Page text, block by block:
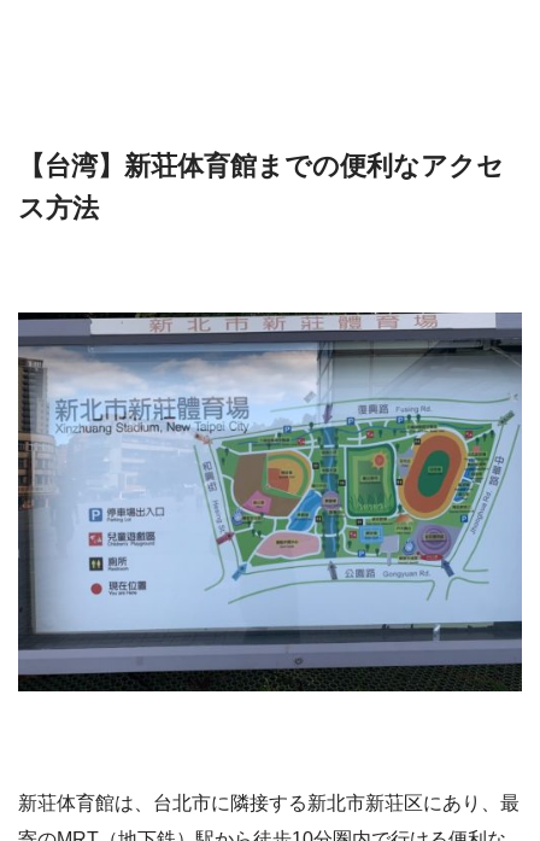
【台湾】新荘体育館までの便利なアクセ
ス方法
新荘体育館は、台北市に隣接する新北市新荘区にあり、最